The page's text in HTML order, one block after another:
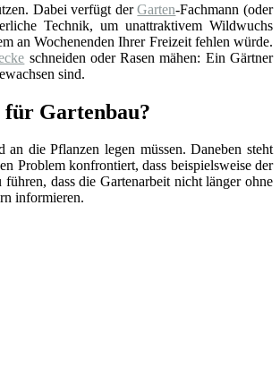
Dabei verfügt derGarten-Fachmann (oder
Technik, um unattraktivem Wildwuchs
an Wochenenden Ihrer Freizeit fehlen würde.
schneiden oder Rasen mähen: Ein Gärtner
sind.
für Gartenbau?
die Pflanzen legen müssen. Daneben steht
Problem konfrontiert, dass beispielsweise der
dass die Gartenarbeit nicht länger ohne
informieren.